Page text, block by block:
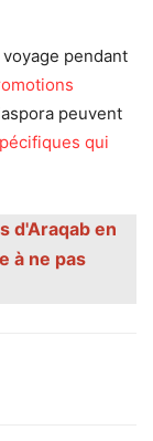
pendant
peuvent
qui
d'Araqab en
à ne pas